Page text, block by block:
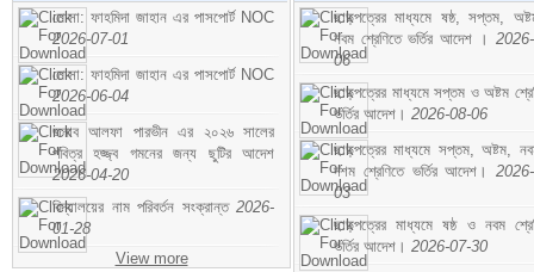
মোসা: ফাহমিদা জাহান এর পাসপোর্ট NOC
2026-07-01
মোসা: ফাহমিদা জাহান এর পাসপোর্ট NOC
2026-06-04
জনাব আলফা পারভীন এর ২০২৬ সালের
পবিত্র হজ্জ্ব গমনের জন্য ছুটির আদেশ
2026-04-20
বিদ্যালয়ের নাম পরিবর্তন সংক্রান্ত 2026-
01-28
View more
ছাড়পত্রের মাধ্যমে ষষ্ঠ, সপ্তম,
নবম শ্রেণিতে ভর্তির আদেশ ।
06
ছাড়পত্রের মাধ্যমে সপ্তম ও অষ্টম
ভর্তির আদেশ। 2026-08-06
ছাড়পত্রের মাধ্যমে সপ্তম, অষ্টম,
দশম শ্রেণিতে ভর্তির আদেশ।
03
ছাড়পত্রের মাধ্যমে ষষ্ঠ ও নবম
ভর্তির আদেশ। 2026-07-30